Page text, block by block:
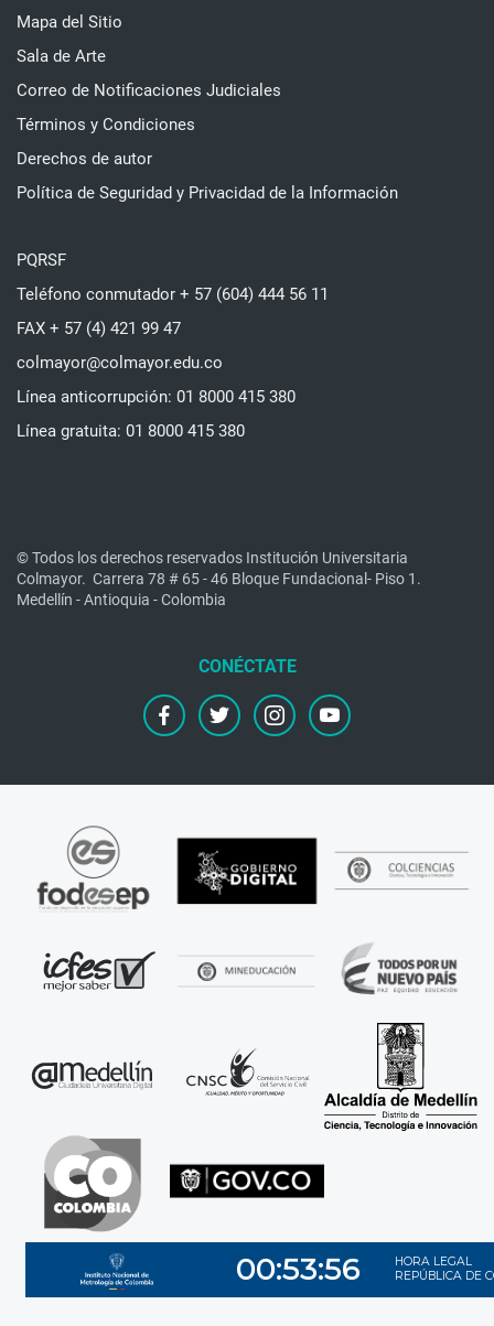
Mapa del Sitio
Sala de Arte
Correo de Notificaciones Judiciales
Términos y Condiciones
Derechos de autor
Política de Seguridad y Privacidad de la Información
PQRSF
Teléfono conmutador + 57 (604) 444 56 11
FAX + 57 (4) 421 99 47
colmayor@colmayor.edu.co
Línea anticorrupción: 01 8000 415 380
Línea gratuita: 01 8000 415 380
© Todos los derechos reservados Institución Universitaria
Colmayor. Carrera 78 # 65 - 46 Bloque Fundacional- Piso 1.
Medellín - Antioquia - Colombia
facebooktwitter instagramyoutube